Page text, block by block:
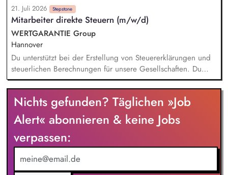
Vorgaben. Du prüfst Steuerbescheide und analysierst
steuerliche Sachverhalte auf mögliche Abweichungen. Du
unterstützt bei Betriebsprüfungen und arbeitest mit internen
sowie externen Ansprechpersonen zusammen. Du wirkst bei
der Kontierung und Buchung steuerlicher Geschäftsvorfälle
mit.
21. Juli 2026 Stepstone
Mitarbeiter direkte Steuern (m/w/d)
WERTGARANTIE Group
Hannover
Du unterstützt bei der Erstellung von Steuererklärungen und
steuerlichen Berechnungen für unsere Gesellschaften. Du
wirkst bei der Erstellung von Steuerbilanzen und E-Bilanzen
mit und sorgst für die Einhaltung aktueller steuerlicher
Vorgaben. Du prüfst Steuerbescheide und analysierst
steuerliche Sachverhalte auf mögliche Abweichungen. Du
unterstützt bei Betriebsprüfungen und arbeitest mit internen
sowie externen Ansprechpartnern zusammen. Du wirkst bei
der Kontierung und Buchung steuerlicher Geschäftsvorfälle
mit.
Nichts gefunden? Täglichen »Job
Alert« abonnieren & keine Jobs
verpassen: